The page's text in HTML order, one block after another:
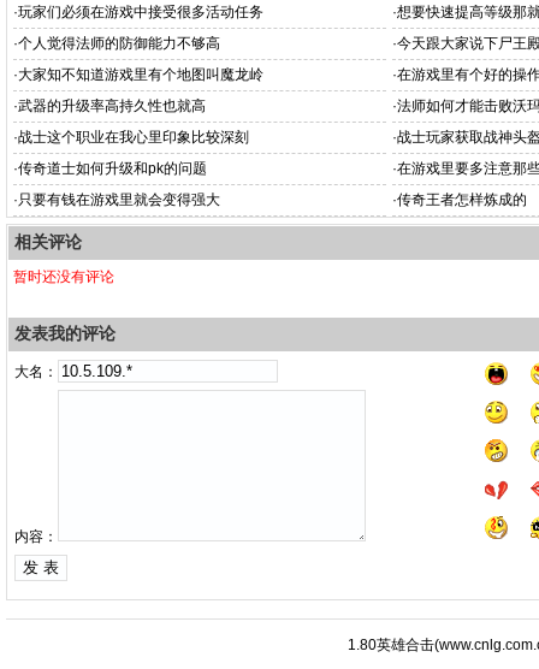
·玩家们必须在游戏中接受很多活动任务 ·想要快速提高等级那
·个人觉得法师的防御能力不够高 ·今天跟大家说下尸王
·大家知不知道游戏里有个地图叫魔龙岭 ·在游戏里有个好的操
·武器的升级率高持久性也就高 ·法师如何才能击败沃
·战士这个职业在我心里印象比较深刻 ·战士玩家获取战神头
·传奇道士如何升级和pk的问题 ·在游戏里要多注意那
·只要有钱在游戏里就会变得强大 ·传奇王者怎样炼成的
相关评论
暂时还没有评论
发表我的评论
大名：
内容：
1.80英雄合击(